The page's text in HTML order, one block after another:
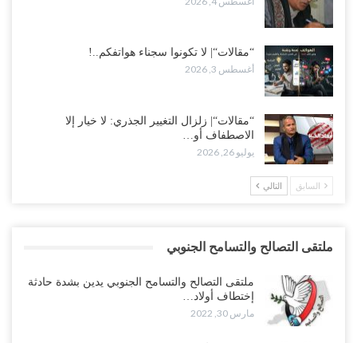
“مقالات“| لا تكونوا سجناء هواتفكم..!
أغسطس 3, 2026
“مقالات“| زلزال التغيير الجذري: لا خيار إلا
الاصطفاف أو…
يوليو 26, 2026
السابق التالي
ملتقى التصالح والتسامح الجنوبي
ملتقى التصالح والتسامح الجنوبي يدين بشدة حادثة
إختطاف أولاد…
مارس 30, 2022